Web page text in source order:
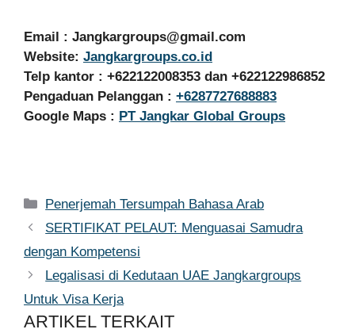
Email : Jangkargroups@gmail.com
Website: Jangkargroups.co.id
Telp kantor : +622122008353 dan +622122986852
Pengaduan Pelanggan : +6287727688883
Google Maps : PT Jangkar Global Groups
Kategori
Penerjemah Tersumpah Bahasa Arab
SERTIFIKAT PELAUT: Menguasai Samudra
dengan Kompetensi
Legalisasi di Kedutaan UAE Jangkargroups
Untuk Visa Kerja
ARTIKEL TERKAIT